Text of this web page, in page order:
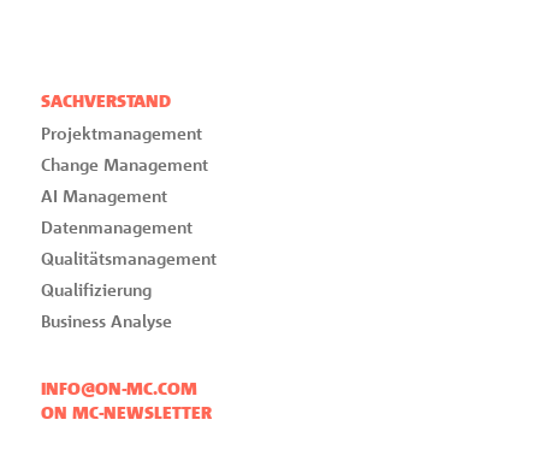
SACHVERSTAND
Projektmanagement
Change Management
AI Management
Datenmanagement
Qualitätsmanagement
Qualifizierung
Business Analyse
INFO@ON-MC.COM
ON MC-NEWSLETTER